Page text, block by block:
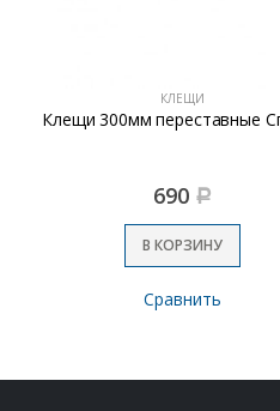
КЛЕЩИ
Клещи 300мм переставные
690 Р
В КОРЗИНУ
Сравнить